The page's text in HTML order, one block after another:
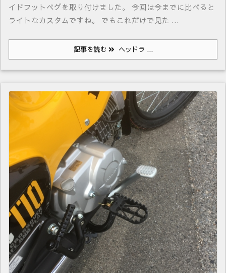
イドフットペグを取り付けました。 今回は今までに比べると
ライトなカスタムですね。 でもこれだけで見た ...
記事を読む ヘッドラ ...